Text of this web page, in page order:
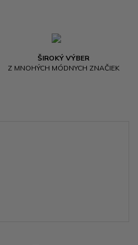
ŠIROKÝ VÝBER
Z MNOHÝCH MÓDNYCH ZNAČIEK